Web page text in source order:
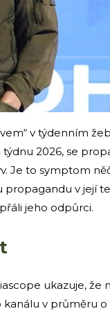
v týdenním
2026, se
Je to symptom
v její
jeho odpůrci.
ukazuje, že
kanálu v průměru o